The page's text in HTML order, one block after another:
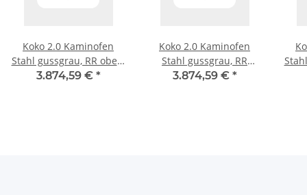
Koko 2.0 Kaminofen
Stahl gussgrau, RR oben,
WHF Keramik schwarz,
3.874,59 € *
Koko 2.0 Kaminofen
Stahl gussgrau, RR
hinten, WHF Keramik
3.874,59 € *